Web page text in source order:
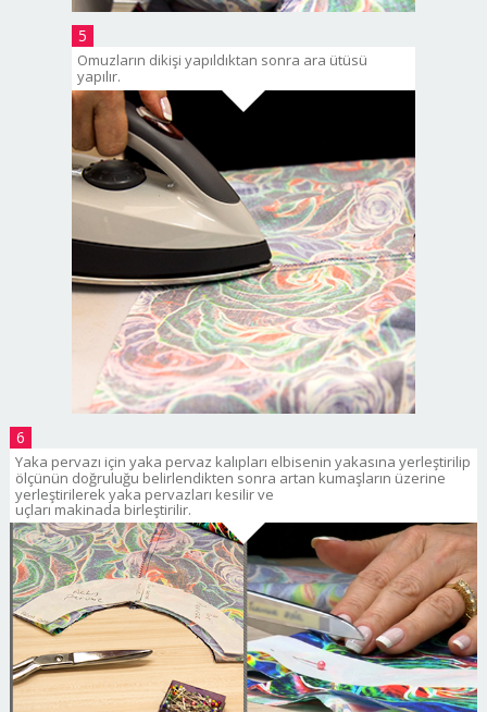
5
Omuzların dikişi yapıldıktan sonra ara ütüsü
yapılır.
6
Yaka pervazı için yaka pervaz kalıpları elbisenin yakasına yerleştirilip
ölçünün doğruluğu belirlendikten sonra artan kumaşların üzerine
yerleştirilerek yaka pervazları kesilir ve
uçları makinada birleştirilir.